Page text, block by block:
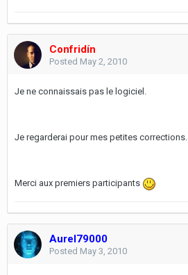
Confridín
Posted May 2, 2010
Je ne connaissais pas le logiciel.
Je regarderai pour mes petites corrections.
Merci aux premiers participants
Aurel79000
Posted May 3, 2010